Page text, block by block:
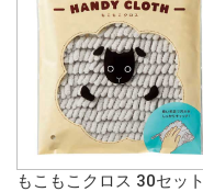
もこもこクロス 30セット